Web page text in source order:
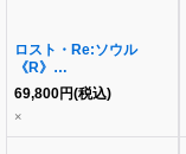
ロスト・Re:ソウル
《R》
{22RP2XSP6/SP5}
69,800円(税込)
×